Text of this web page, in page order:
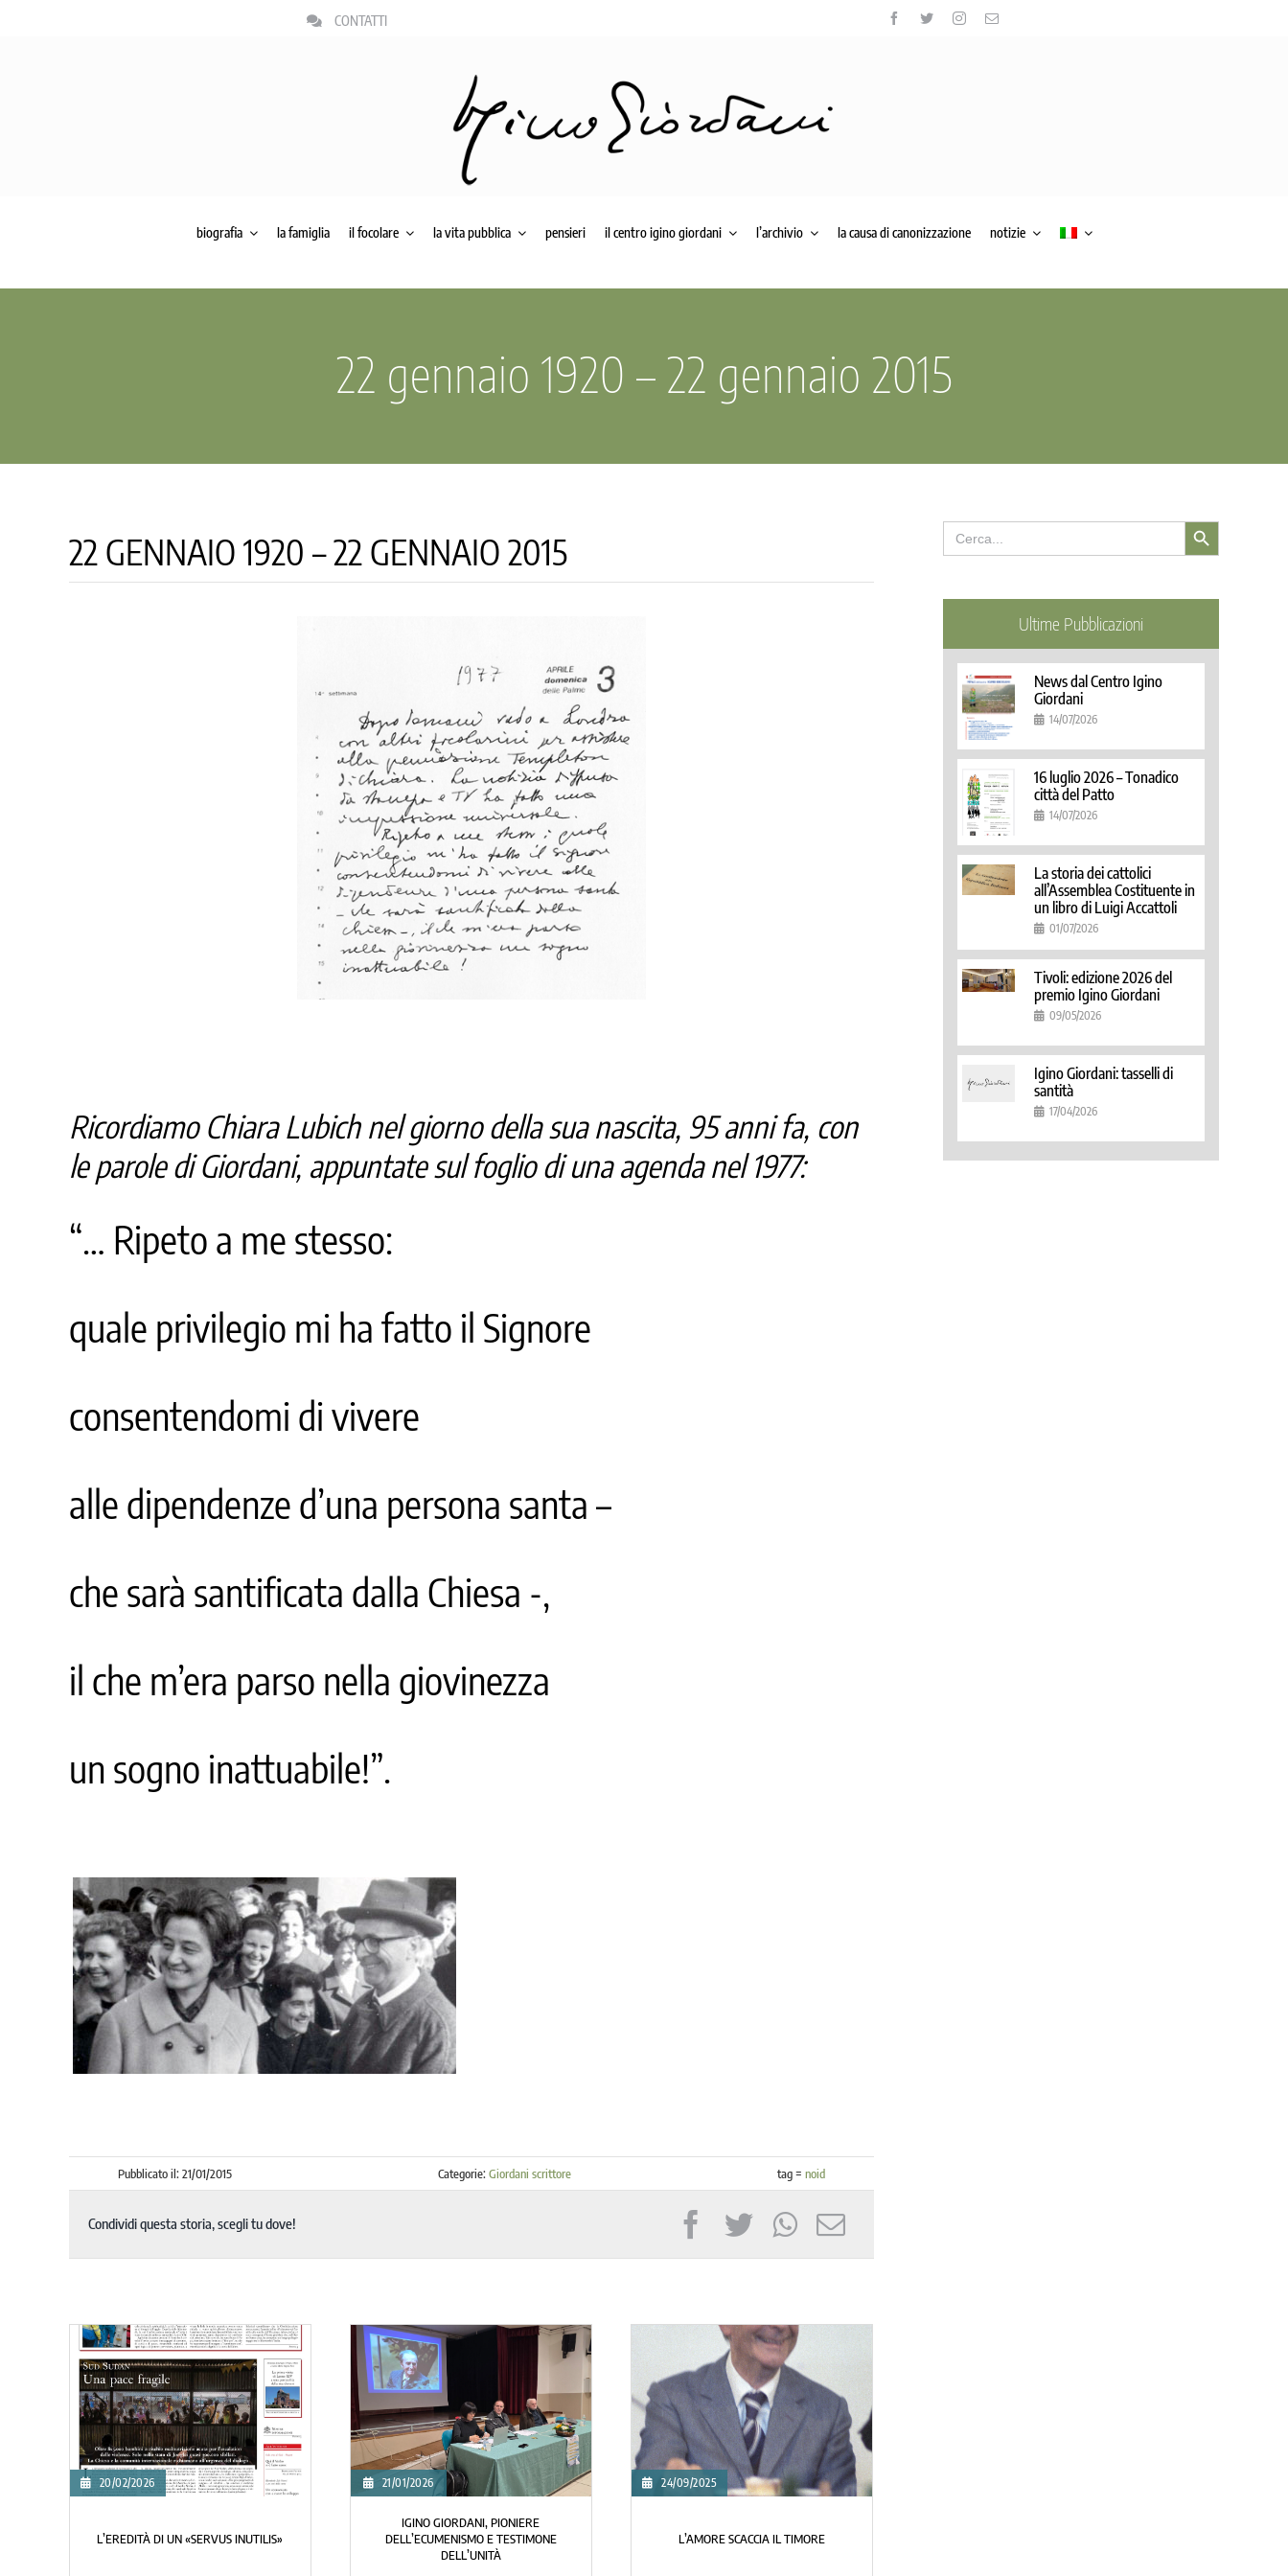
CONTATTI
biografia la famiglia il focolare la vita pubblica pensieri il centro igino giordani l’archivio la causa di canonizzazione notizie
22 gennaio 1920 – 22 gennaio 2015
22 GENNAIO 1920 – 22 GENNAIO 2015
Ricordiamo Chiara Lubich nel giorno della sua nascita, 95 anni fa, con
le parole di Giordani, appuntate sul foglio di una agenda nel 1977:
“… Ripeto a me stesso:
quale privilegio mi ha fatto il Signore
consentendomi di vivere
alle dipendenze d’una persona santa –
che sarà santificata dalla Chiesa -,
il che m’era parso nella giovinezza
un sogno inattuabile!”.
Pubblicato il: 21/01/2015 Categorie:Giordani scrittore tag = noid
Condividi questa storia, scegli tu dove!
L’AMORE SCACCIA IL TIMORE
20/07/2025
UNA SEZIONE DELLA BIBLIOTECA DI NOCERA
INFERIORE DEDICATA A GIORDANI
20/07/2025
GIORDANI E LA PACE CHE UNISCE
26/06/2025
QUESTA MALEDI­ZIONE DELLA GUERRA
Search
for:
Search Button
Ultime Pubblicazioni
News dal Centro Igino
Giordani
14/07/2026
16 luglio 2026 – Tonadico
città del Patto
14/07/2026
La storia dei cattolici
all’Assemblea Costituente in
un libro di Luigi Accattoli
01/07/2026
Tivoli: edizione 2026 del
premio Igino Giordani
09/05/2026
Igino Giordani: tasselli di
santità
17/04/2026